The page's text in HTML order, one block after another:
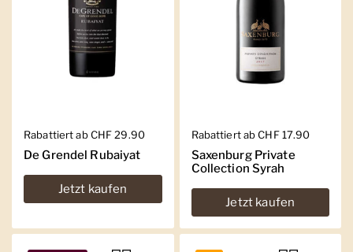
Regulärer Preis
Rabattiert ab CHF 29.90
De Grendel Rubaiyat
Jetzt kaufen
Regulärer Preis
Rabattiert ab CHF 17.90
Saxenburg Private
Collection Syrah
Jetzt kaufen